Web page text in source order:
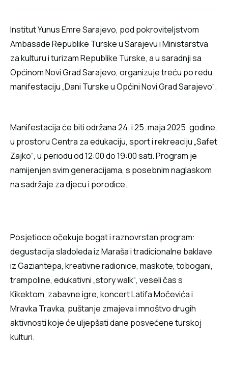
Institut Yunus Emre Sarajevo, pod pokroviteljstvom
Ambasade Republike Turske u Sarajevu i Ministarstva
za kulturu i turizam Republike Turske, a u saradnji sa
Općinom Novi Grad Sarajevo, organizuje treću po redu
manifestaciju „Dani Turske u Općini Novi Grad Sarajevo“.
Manifestacija će biti održana 24. i 25. maja 2025. godine,
u prostoru Centra za edukaciju, sport i rekreaciju „Safet
Zajko“, u periodu od 12:00 do 19:00 sati. Program je
namijenjen svim generacijama, s posebnim naglaskom
na sadržaje za djecu i porodice.
Posjetioce očekuje bogat i raznovrstan program:
degustacija sladoleda iz Maraša i tradicionalne baklave
iz Gaziantepa, kreativne radionice, maskote, tobogani,
trampoline, edukativni „story walk“, veseli čas s
Kikektom, zabavne igre, koncert Latifa Močevića i
Mravka Travka, puštanje zmajeva i mnoštvo drugih
aktivnosti koje će uljepšati dane posvećene turskoj
kulturi.